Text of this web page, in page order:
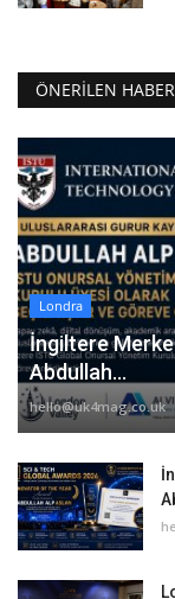
ÖNERILEN
Londra
İngiltere
Abdullah...
hello@uk4mag.co.uk